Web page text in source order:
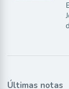
Últimas notas